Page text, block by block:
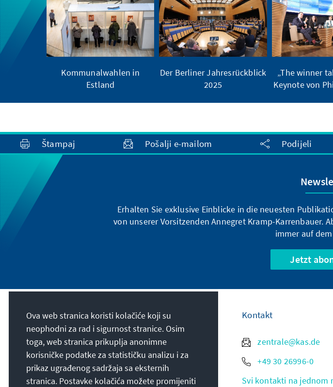
Kommunalwahlen in
Estland
Der Berliner Jahresrückblick
2025
„The winner
Keynote von
Štampaj Pošalji e-mailom Podijeli
Erhalten Sie exklusive Einblicke in die neuesten
von unserer Vorsitzenden Annegret Kramp-Karrenbauer.
immer auf
Jetzt
Naša misija
Die Konrad-Adenauer-Stiftung setzt sich
national und international durch politische
Bildung für Frieden, Freiheit und
Gerechtigkeit ein. Wir fördern und bewahren
Kontakt
zentrale@kas.de
+49 30 26996-0
Svi kontakti na jednom
Ova web stranica koristi kolačiće koji su
neophodni za rad i sigurnost stranice. Osim
toga, web stranica prikuplja anonimne
korisničke podatke za statističku analizu i za
prikaz ugrađenog sadržaja sa eksternih
stranica. Postavke kolačića možete promijeniti